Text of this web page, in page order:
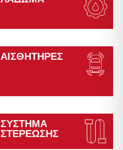
ΑΙΣΘΗΤΉΡΕΣ
ΣΎΣΤΗΜΑ
ΣΤΕΡΈΩΣΗΣ